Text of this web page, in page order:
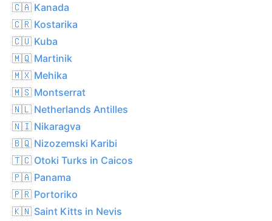
🇨🇦 Kanada
🇨🇷 Kostarika
🇨🇺 Kuba
🇲🇶 Martinik
🇲🇽 Mehika
🇲🇸 Montserrat
🇳🇱 Netherlands Antilles
🇳🇮 Nikaragva
🇧🇶 Nizozemski Karibi
🇹🇨 Otoki Turks in Caicos
🇵🇦 Panama
🇵🇷 Portoriko
🇰🇳 Saint Kitts in Nevis